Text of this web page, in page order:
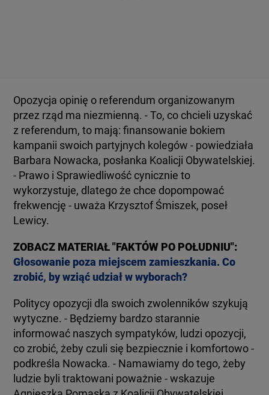
Opozycja opinię o referendum organizowanym
przez rząd ma niezmienną. - To, co chcieli uzyskać
z referendum, to mają: finansowanie bokiem
kampanii swoich partyjnych kolegów - powiedziała
Barbara Nowacka, posłanka Koalicji Obywatelskiej.
- Prawo i Sprawiedliwość cynicznie to
wykorzystuje, dlatego że chce dopompować
frekwencję - uważa Krzysztof Śmiszek, poseł
Lewicy.
ZOBACZ MATERIAŁ "FAKTÓW PO POŁUDNIU":
Głosowanie poza miejscem zamieszkania. Co
zrobić, by wziąć udział w wyborach?
Politycy opozycji dla swoich zwolenników szykują
wytyczne. - Będziemy bardzo starannie
informować naszych sympatyków, ludzi opozycji,
co zrobić, żeby czuli się bezpiecznie i komfortowo -
podkreśla Nowacka. - Namawiamy do tego, żeby
ludzie byli traktowani poważnie - wskazuje